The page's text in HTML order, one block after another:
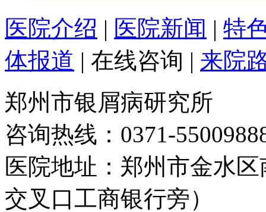
医院介绍 | 医院新闻 | 特
体报道 | 在线咨询 | 来院
郑州市银屑病研究所
咨询热线：0371-
医院地址：郑州市金水
交叉口工商银行旁）